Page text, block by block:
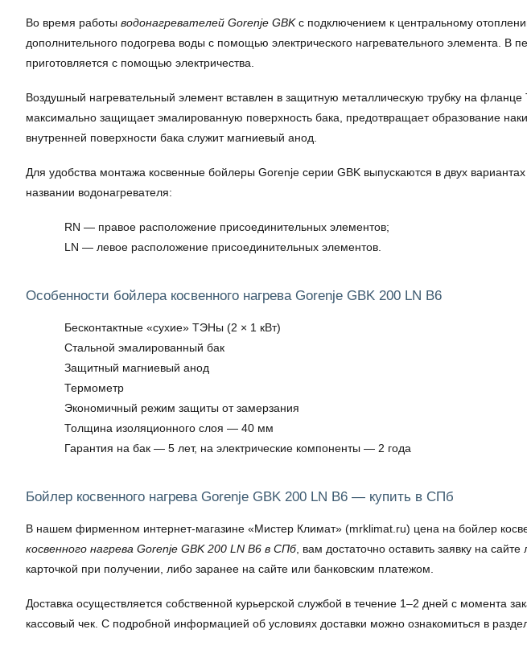
Во время работы водонагревателей Gorenje GBKс подключением к центральному
дополнительного подогрева воды с помощью электрического нагревательного элемента. В
приготовляется с помощью электричества.
Воздушный нагревательный элемент вставлен в защитную металлическую трубку на
максимально защищает эмалированную поверхность бака, предотвращает образование
внутренней поверхности бака служит магниевый анод.
Для удобства монтажа косвенные бойлеры Gorenje серии GBK выпускаются в двух
названии водонагревателя:
RN — правое расположение присоединительных элементов;
LN — левое расположение присоединительных элементов.
Особенности бойлера косвенного нагрева Gorenje GBK 200 LN B6
Бесконтактные «сухие» ТЭНы (2 × 1 кВт)
Стальной эмалированный бак
Защитный магниевый анод
Термометр
Экономичный режим защиты от замерзания
Толщина изоляционного слоя — 40 мм
Гарантия на бак — 5 лет, на электрические компоненты — 2 года
Бойлер косвенного нагрева Gorenje GBK 200 LN B6 — купить в СПб
В нашем фирменном интернет-магазине «Мистер Климат» (mrklimat.ru) цена на бойлер
косвенного нагрева Gorenje GBK 200 LN B6 в СПб, вам достаточно оставить заявку на
карточкой при получении, либо заранее на сайте или банковским платежом.
Доставка осуществляется собственной курьерской службой в течение 1–2 дней с момента
кассовый чек. С подробной информацией об условиях доставки можно ознакомиться в